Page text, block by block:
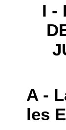
I -
A -
les